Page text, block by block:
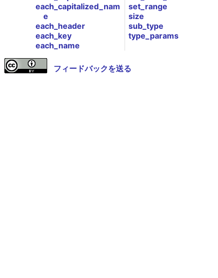
each_capitalized_nam
e
each_header
each_key
each_name
set_range
size
sub_type
type_params
フィードバックを送る